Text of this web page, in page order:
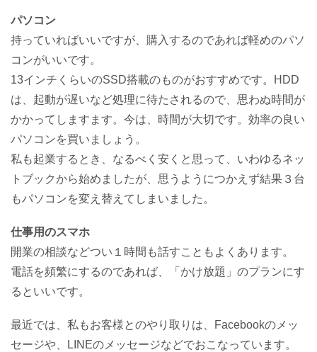
パソコン
持っていればいいですが、購入するのであれば軽めのパソ
コンがいいです。
13インチくらいのSSD搭載のものがおすすめです。HDD
は、起動が遅いなど処理に待たされるので、思わぬ時間が
かかってしますます。今は、時間が大切です。効率の良い
パソコンを買いましょう。
私も起業するとき、なるべく安くと思って、いわゆるネッ
トブックから始めましたが、思うようにつかえず結果３台
もパソコンを変え替えてしまいました。
仕事用のスマホ
開業の相談などつい１時間も話すこともよくあります。
電話を頻繁にするのであれば、「かけ放題」のプランにす
るといいです。
最近では、私もお客様とのやり取りは、Facebookのメッ
セージや、LINEのメッセージなどでおこなっています。